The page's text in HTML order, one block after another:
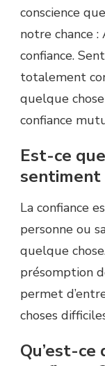
conscience
notre chance
confiance.
totalement
quelque
confiance
Est-ce
sentiment
La confiance
personne ou
quelque
présomption
permet
choses
Qu’est-